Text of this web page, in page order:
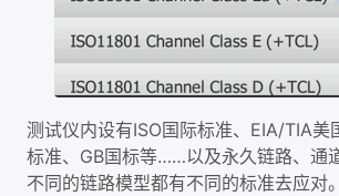
测试仪内设有ISO国际标准、EIA/TIA美
标准、GB国标等……以及永久链路、通
不同的链路模型都有不同的标准去应对